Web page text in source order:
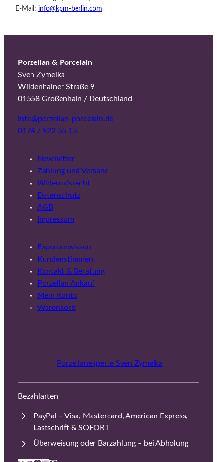
E-Mail: info@kpm-berlin.com
Porzellan & Porcelain
Sven Zymelka
Wildenhainer Straße 9
01558 Großenhain / Deutschland
info@porzellan-porcelain.de
0174 / 922 55 15
Newsletter
Zahlung und Versand
Widerrufsrecht
Datenschutz
AGB
Impressum
Expertenwissen
Kundenstimmen
Kontakt & Beratung
Porzellan Ankauf
Mein Konto
Warenkorb
Porzellanexperte Sven Zymelka
Bezahlarten
PayPal – Visa, Mastercard, American Express,
Lastschrift & SOFORT
Überweisung oder Barzahlung – bei Abholung